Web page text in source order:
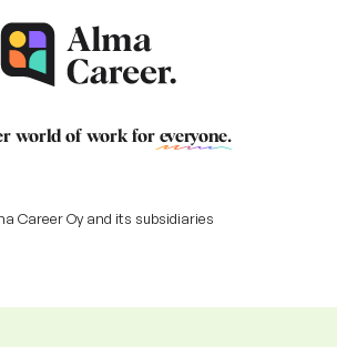
world of work for everyone.
Career Oy and its subsidiaries